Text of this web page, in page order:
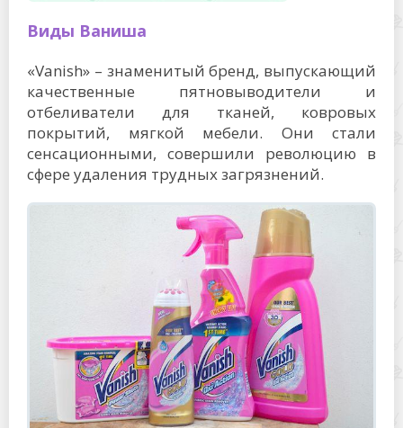
Виды Ваниша
«Vanish» – знаменитый бренд, выпускающий
качественные пятновыводители и
отбеливатели для тканей, ковровых
покрытий, мягкой мебели. Они стали
сенсационными, совершили революцию в
сфере удаления трудных загрязнений.